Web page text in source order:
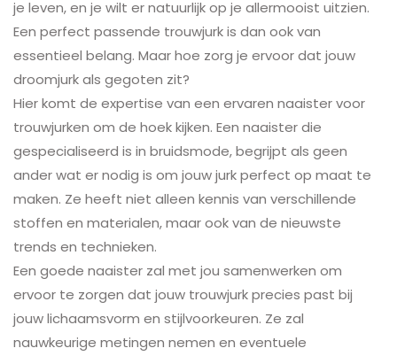
je leven, en je wilt er natuurlijk op je allermooist uitzien.
Een perfect passende trouwjurk is dan ook van
essentieel belang. Maar hoe zorg je ervoor dat jouw
droomjurk als gegoten zit?
Hier komt de expertise van een ervaren naaister voor
trouwjurken om de hoek kijken. Een naaister die
gespecialiseerd is in bruidsmode, begrijpt als geen
ander wat er nodig is om jouw jurk perfect op maat te
maken. Ze heeft niet alleen kennis van verschillende
stoffen en materialen, maar ook van de nieuwste
trends en technieken.
Een goede naaister zal met jou samenwerken om
ervoor te zorgen dat jouw trouwjurk precies past bij
jouw lichaamsvorm en stijlvoorkeuren. Ze zal
nauwkeurige metingen nemen en eventuele